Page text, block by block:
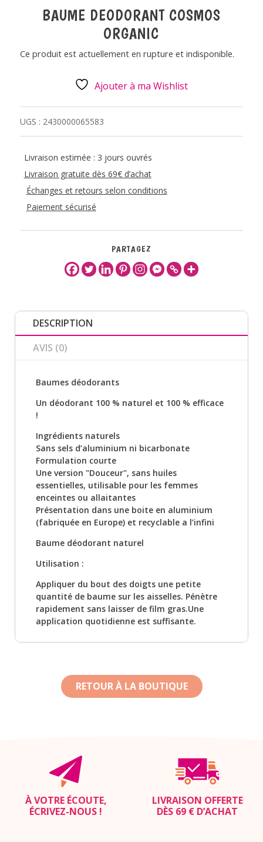
BAUME DEODORANT COSMOS
ORGANIC
Ce produit est actuellement en rupture et indisponible.
Ajouter à ma Wishlist
UGS : 2430000065583
Livraison estimée : 3 jours ouvrés
Livraison gratuite dès 69€ d’achat
Échanges et retours selon conditions
Paiement sécurisé
PARTAGEZ
DESCRIPTION
AVIS (0)
Baumes déodorants
Un déodorant 100 % naturel et 100 % efficace
!
Ingrédients naturels
Sans sels d’aluminium ni bicarbonate
Formulation courte
Une version "Douceur", sans huiles
essentielles, utilisable pour les femmes
enceintes ou allaitantes
Présentation dans une boite en aluminium
(fabriquée en Europe) et recyclable a l’infini
Baume déodorant naturel
Utilisation :
Appliquer du bout des doigts une petite
quantité de baume sur les aisselles. Pénètre
rapidement sans laisser de film gras.Une
application quotidienne est suffisante.
RETOUR À LA BOUTIQUE
À VOTRE ÉCOUTE,
ÉCRIVEZ-NOUS !
LIVRAISON OFFERTE
DÈS 69 € D’ACHAT